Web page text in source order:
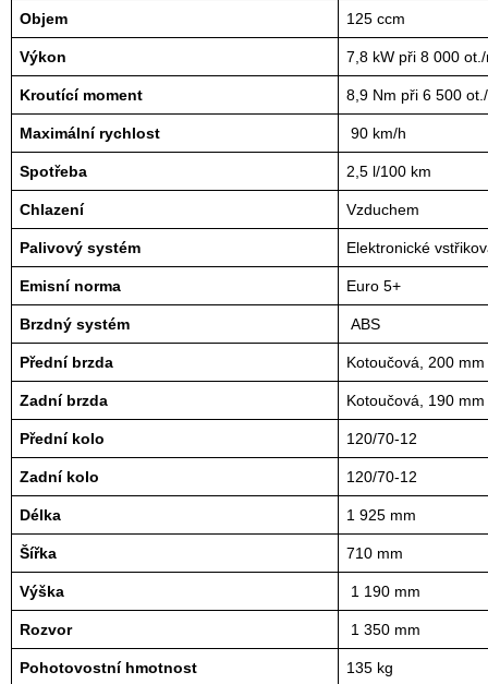
Objem
125 ccm
Výkon 7,8 kW při 8 000
Kroutící moment 8,9 Nm při 6 500
Maximální rychlost 90 km/h
Spotřeba 2,5 l/100 km
Chlazení Vzduchem
Palivový systém Elektronické
Emisní norma Euro 5+
Brzdný systém ABS
Přední brzda Kotoučová, 200 mm
Zadní brzda Kotoučová, 190 mm
Přední kolo 120/70-12
Zadní kolo 120/70-12
Délka 1 925 mm
Šířka 710 mm
Výška 1 190 mm
Rozvor 1 350 mm
Pohotovostní hmotnost 135 kg